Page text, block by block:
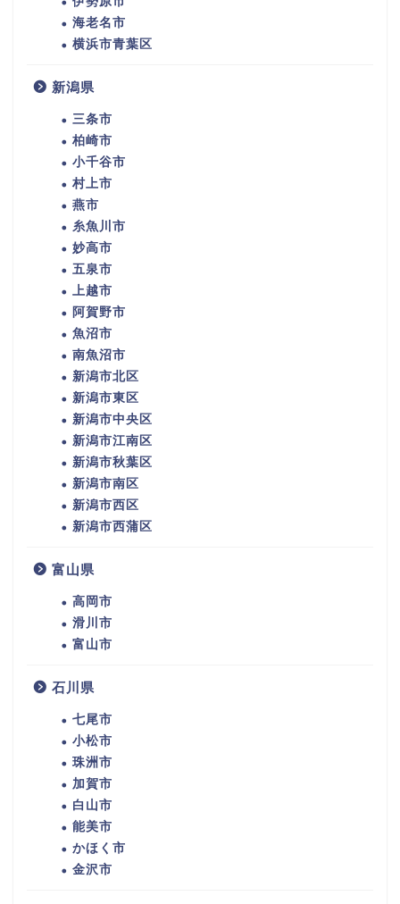
海老名市
横浜市青葉区
新潟県
三条市
柏崎市
小千谷市
村上市
燕市
糸魚川市
妙高市
五泉市
上越市
阿賀野市
魚沼市
南魚沼市
新潟市北区
新潟市東区
新潟市中央区
新潟市江南区
新潟市秋葉区
新潟市南区
新潟市西区
新潟市西蒲区
富山県
高岡市
滑川市
富山市
石川県
七尾市
小松市
珠洲市
加賀市
白山市
能美市
かほく市
金沢市